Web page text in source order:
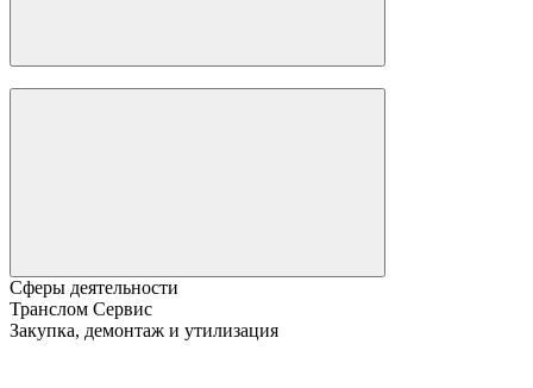
Сферы деятельности
Транслом Сервис
Закупка, демонтаж и утилизация